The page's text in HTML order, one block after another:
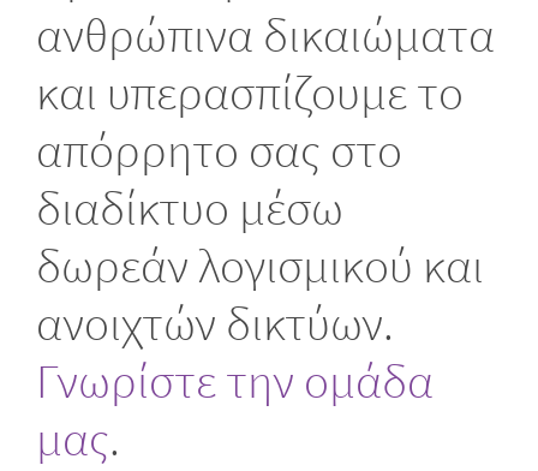
ανθρώπινα δικαιώματα
και υπερασπίζουμε το
απόρρητο σας στο
διαδίκτυο μέσω
δωρεάν λογισμικού και
ανοιχτών δικτύων.
Γνωρίστε την ομάδα
μας.